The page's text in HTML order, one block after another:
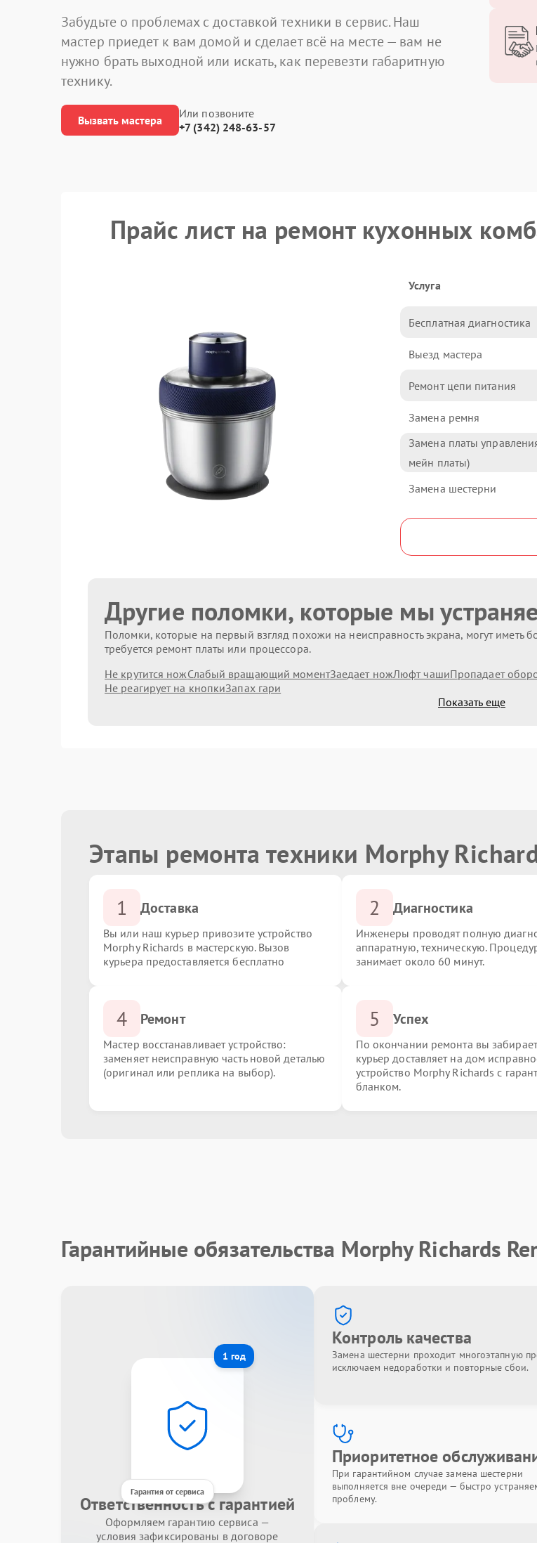
Забудьте о проблемах с доставкой техники в сервис. Наш
мастер приедет к вам домой и сделает всё на месте — вам не
нужно брать выходной или искать, как перевезти габаритную
технику.
Вызвать мастера
Или позвоните
+7 (342) 248-63-57
Прайс лист на ремонт кухонных
Услуга
Бесплатная диагностика
Выезд мастера
Ремонт цепи питания
Замена ремня
Замена платы
мейн платы)
Замена шестерни
Другие поломки, которые мы
Поломки, которые на первый взгляд похожи на неисправность экрана, могут иметь
требуется ремонт платы или процессора.
Не крутится ножСлабый вращающий моментЗаедает ножЛюфт чашиПропадает
Не реагирует на кнопкиЗапах гари
Показать еще
Этапы ремонта техники Morphy
1 Доставка
Вы или наш курьер привозите устройство
Morphy Richards в мастерскую. Вызов
курьера предоставляется бесплатно
2 Диагностика
Инженеры проводят полную
аппаратную, техническую.
занимает около 60 минут.
4 Ремонт
Мастер восстанавливает устройство:
заменяет неисправную часть новой деталью
(оригинал или реплика на выбор).
5 Успех
По окончании ремонта вы
курьер доставляет на дом
устройство Morphy Richards с
бланком.
Гарантийные обязательства Morphy Richards
1 год
Гарантия от сервиса
Ответственность с гарантией
Оформляем гарантию сервиса —
условия зафиксированы в договоре
Контроль качества
Замена шестерни проходит многоэтапную
исключаем недоработки и повторные сбои.
Приоритетное
При гарантийном случае замена шестерни
выполняется вне очереди — быстро
проблему.